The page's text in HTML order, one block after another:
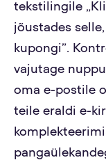
tekstilingile
jõustades
kupongi”.
vajutage
oma e-postile
teile eraldi e-